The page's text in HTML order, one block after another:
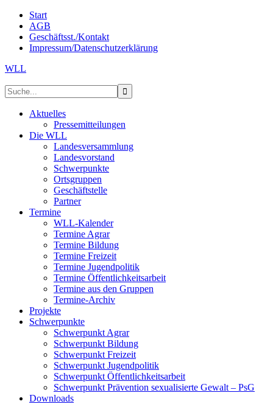
Start
AGB
Geschäftsst./Kontakt
Impressum/Datenschutzerklärung
WLL
Aktuelles
Pressemitteilungen
Die WLL
Landesversammlung
Landesvorstand
Schwerpunkte
Ortsgruppen
Geschäftstelle
Partner
Termine
WLL-Kalender
Termine Agrar
Termine Bildung
Termine Freizeit
Termine Jugendpolitik
Termine Öffentlichkeitsarbeit
Termine aus den Gruppen
Termine-Archiv
Projekte
Schwerpunkte
Schwerpunkt Agrar
Schwerpunkt Bildung
Schwerpunkt Freizeit
Schwerpunkt Jugendpolitik
Schwerpunkt Öffentlichkeitsarbeit
Schwerpunkt Prävention sexualisierte Gewalt – PsG
Downloads